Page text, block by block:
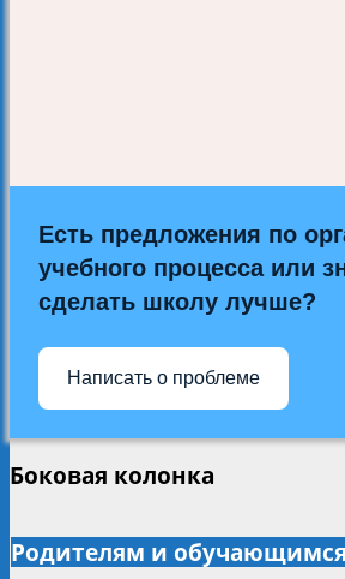
Есть предложения по
учебного процесса или
сделать школу лучше?
Написать о проблеме
Боковая колонка
Родителям и обучающимся